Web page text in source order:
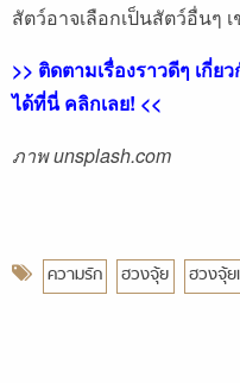
สัตว์อาจเลือกเป็นสัตว์อื่นๆ
>> ติดตามเรื่องราวดีๆ เกี่
ได้ที่นี่ คลิกเลย! <<
ภาพ unsplash.com
ความรัก ฮวงจุ้ย ฮวงจุ้ย